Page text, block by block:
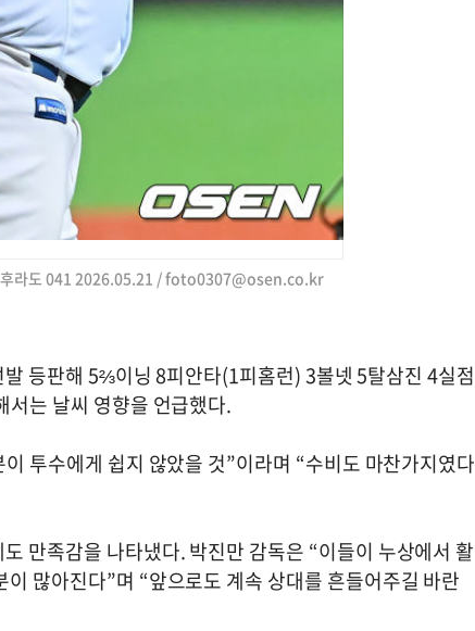
라도 041 2026.05.21 /foto0307@osen.co.kr
등판해 5⅔이닝 8피안타(1피홈런) 3볼넷 5탈삼진 4실점
서는 날씨 영향을 언급했다.
투수에게 쉽지 않았을 것”이라며 “수비도 마찬가지였다
만족감을 나타냈다. 박진만 감독은 “이들이 누상에서 활
많아진다”며 “앞으로도 계속 상대를 흔들어주길 바란